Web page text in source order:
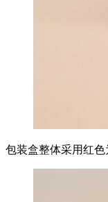
包装盒整体采用红色